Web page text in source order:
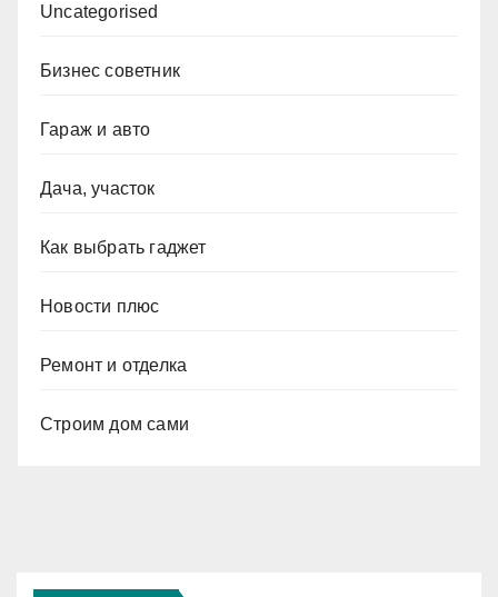
Uncategorised
Бизнес советник
Гараж и авто
Дача, участок
Как выбрать гаджет
Новости плюс
Ремонт и отделка
Строим дом сами